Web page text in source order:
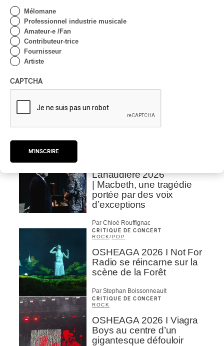
| Robin Servant : la
Domaine Forget 2026
passions avec Rachel
Lanaudière 2026
| Macbeth, une tragédie
portée par des voix
d’exceptions
Par Chloé Rouffignac
CRITIQUE DE CONCERT
ROCK/POP
OSHEAGA 2026 I Not For
Radio se réincarne sur la
scène de la Forêt
Par Stephan Boissonneault
CRITIQUE DE CONCERT
ROCK
OSHEAGA 2026 I Viagra
Boys au centre d’un
gigantesque défouloir
Mélomane
Professionnel industrie musicale
Amateur-e /Fan
Contributeur-trice
Fournisseur
Artiste
CAPTCHA
M'INSCRIRE